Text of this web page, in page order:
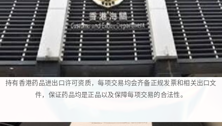
持有香港药品进出口许可资质，每项交易均会齐备正规发票和相关出口文
件，保证药品均是正品以及保障每项交易的合法性。